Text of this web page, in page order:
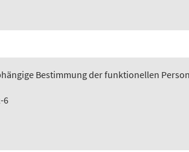
Bestimmung der funktionellen
6